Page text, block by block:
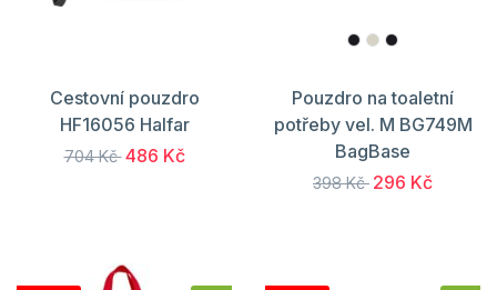
Cestovní pouzdro
HF16056 Halfar
704 Kč 486 Kč
Pouzdro na toaletní
potřeby vel. M BG749M
BagBase
398 Kč 296 Kč